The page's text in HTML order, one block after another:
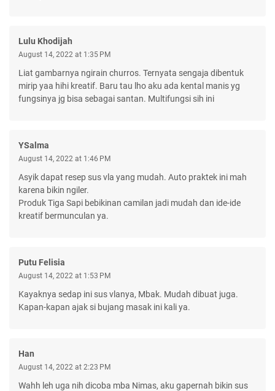
Lulu Khodijah
August 14, 2022 at 1:35 PM
Liat gambarnya ngirain churros. Ternyata sengaja dibentuk
mirip yaa hihi kreatif. Baru tau lho aku ada kental manis yg
fungsinya jg bisa sebagai santan. Multifungsi sih ini
YSalma
August 14, 2022 at 1:46 PM
Asyik dapat resep sus vla yang mudah. Auto praktek ini mah
karena bikin ngiler.
Produk Tiga Sapi bebikinan camilan jadi mudah dan ide-ide
kreatif bermunculan ya.
Putu Felisia
August 14, 2022 at 1:53 PM
Kayaknya sedap ini sus vlanya, Mbak. Mudah dibuat juga.
Kapan-kapan ajak si bujang masak ini kali ya.
Han
August 14, 2022 at 2:23 PM
Wahh leh uga nih dicoba mba Nimas, aku gapernah bikin sus